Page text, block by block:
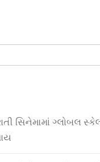
સિનેમામાં ગ્લોબલ